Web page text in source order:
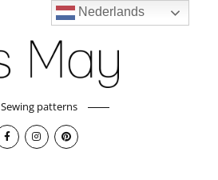
Sewing patterns
Nederlands